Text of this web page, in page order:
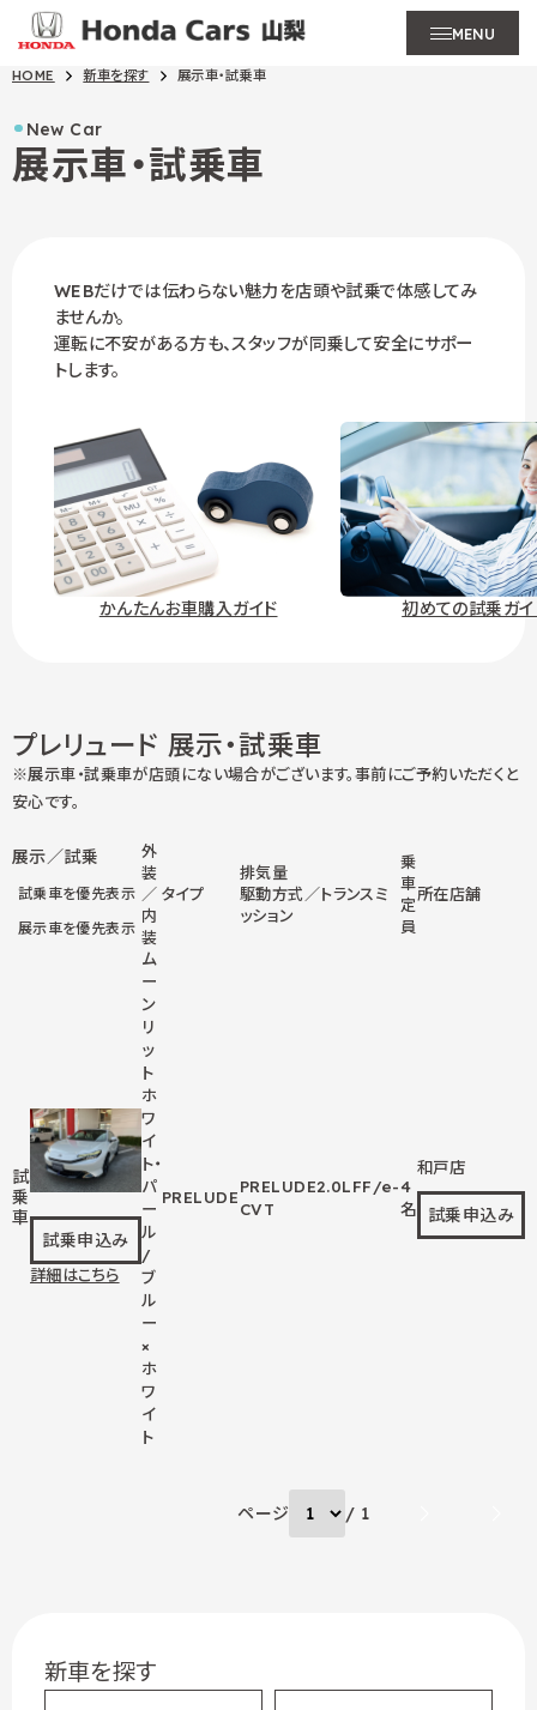
MENU
HOME 新車を探す 展示車・試乗車
New Car
展示車・試乗車
WEBだけでは伝わらない魅力を店頭や試乗で体感してみ
ませんか。
運転に不安がある方も、スタッフが同乗して安全にサポー
トします。
かんたんお車購入ガイド 初めての試乗ガイ
プレリュード 展示・試乗車
※展示車・試乗車が店頭にない場合がございます。事前にご予約いただくと
安心です。
展示／試乗
試乗車を優先表示
展示車を優先表示
外
装
／
内
装
タイプ
排気量
駆動方式／トランスミ
ッション
乗
車
定
員
所在店舗
試
乗
車
試乗申込み
詳細はこちら
ム
ー
ン
リ
ッ
ト
ホ
ワ
イ
ト・
パ
ー
ル
/
ブ
ル
ー
×
ホ
ワ
イ
ト
PRELUDE
PRELUDE2.0LFF/e-
CVT
4
名
和戸店
試乗申込み
ページ / 1
新車を探す